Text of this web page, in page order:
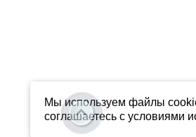
Мы используем файлы
соглашаетесь с условиями